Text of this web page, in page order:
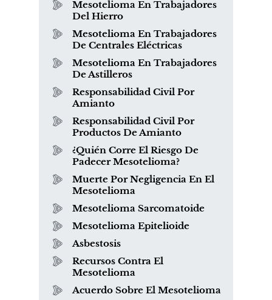
Mesotelioma En Trabajadores
Del Hierro
Mesotelioma En Trabajadores
De Centrales Eléctricas
Mesotelioma En Trabajadores
De Astilleros
Responsabilidad Civil Por
Amianto
Responsabilidad Civil Por
Productos De Amianto
¿Quién Corre El Riesgo De
Padecer Mesotelioma?
Muerte Por Negligencia En El
Mesotelioma
Mesotelioma Sarcomatoide
Mesotelioma Epitelioide
Asbestosis
Recursos Contra El
Mesotelioma
Acuerdo Sobre El Mesotelioma